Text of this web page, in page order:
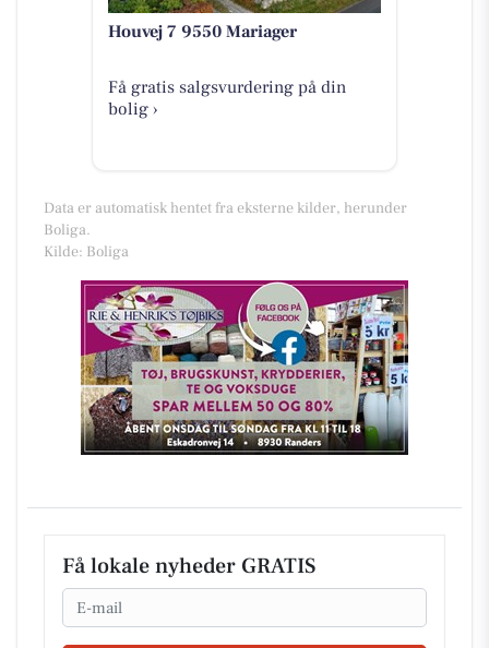
Houvej 7 9550 Mariager
Få gratis salgsvurdering på din
bolig ›
Data er automatisk hentet fra eksterne kilder, herunder
Boliga.
Kilde: Boliga
Få lokale nyheder GRATIS
Email